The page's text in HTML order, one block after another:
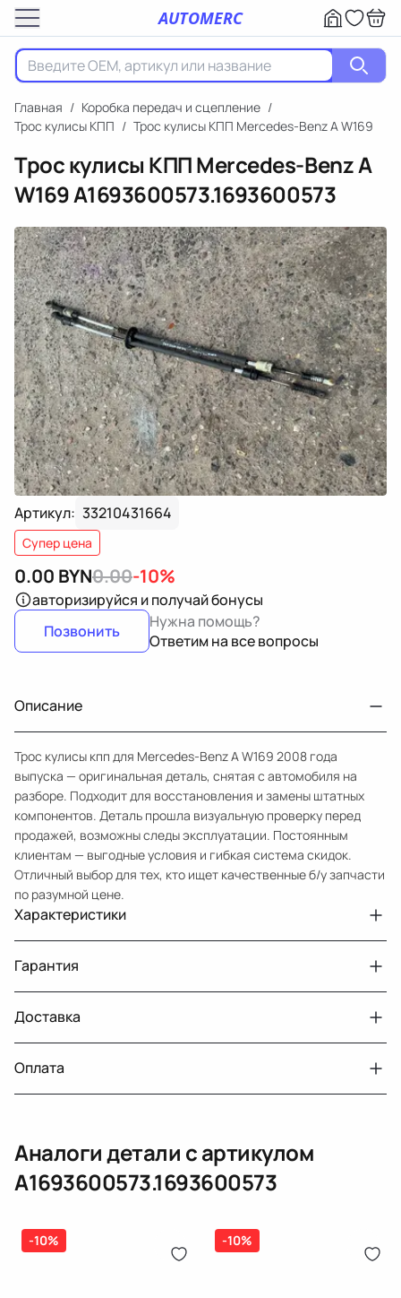
AUTOMERC
Главная / Коробка передач и сцепление /
Трос кулисы КПП / Трос кулисы КПП Mercedes-Benz A W169
Трос кулисы КПП Mercedes-Benz A
W169A1693600573.1693600573
Артикул: 33210431664
Супер цена
0.00 BYN0.00-10%
авторизируйся и получай бонусы
Позвонить
Нужна помощь?
Ответим на все вопросы
Описание
Трос кулисы кпп для Mercedes-Benz A W169 2008 года
выпуска — оригинальная деталь, снятая с автомобиля на
разборе. Подходит для восстановления и замены штатных
компонентов. Деталь прошла визуальную проверку перед
продажей, возможны следы эксплуатации. Постоянным
клиентам — выгодные условия и гибкая система скидок.
Отличный выбор для тех, кто ищет качественные б/у запчасти
по разумной цене.
Характеристики
Авто
MercedesBenz A W169
Год
2008
Тег
Мерседес Бенс АКласс
Гарантия
Двигатели с навесным или без навесного
оборудования
30 дней
Датчик давления топлива, насос
топлива, ТНВД (бензин, дизель), форсунка
бензиновая (дизельная) механическая
(электрическая), инжектор
дозатор-распределитель топлива
14 дней
Доставка
Оплата
Оплата онлайн
Карта рассрочки онлайн
Аналоги детали с артикулом
A1693600573.1693600573
-10% -10%